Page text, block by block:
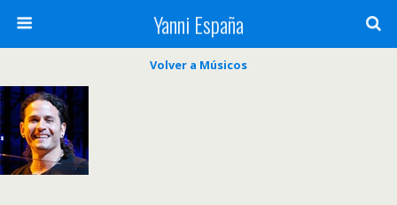
Yanni España
Volver a Músicos